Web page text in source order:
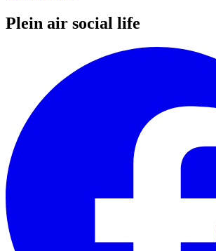
Plein air social life